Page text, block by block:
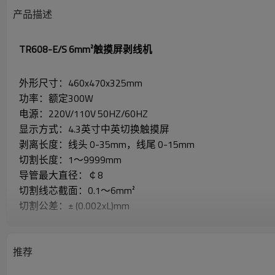
产品描述
TR608-E/S 6mm²触摸屏剥线机
外形尺寸：460x470x325mm
功率：额定300W
电源：220V/110V 50HZ/60HZ
显示方式：4.3英寸中英切换触摸屏
剥离长度：线头 0-35mm，线尾 0-15mm
切割长度：1～9999mm
导管最大直径：￠8
切割线芯截面：0.1～6mm²
切割公差：± (0.002xL)mm
剥线速度：3000-5000条/小时（Ｌ＝100ｍｍ）
推荐